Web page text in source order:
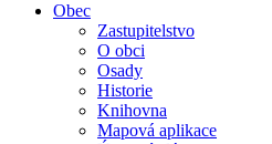
Obec
Zastupitelstvo
O obci
Osady
Historie
Knihovna
Mapová aplikace